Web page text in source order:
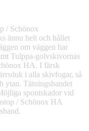
/ Schönox
ännu helt och hållet
om väggen har
Tulppa-golvskivornas
HA. I färsk
i alla skivfogar, så
ytan. Tätningsbandet
spontskador vid
/ Schönox HA